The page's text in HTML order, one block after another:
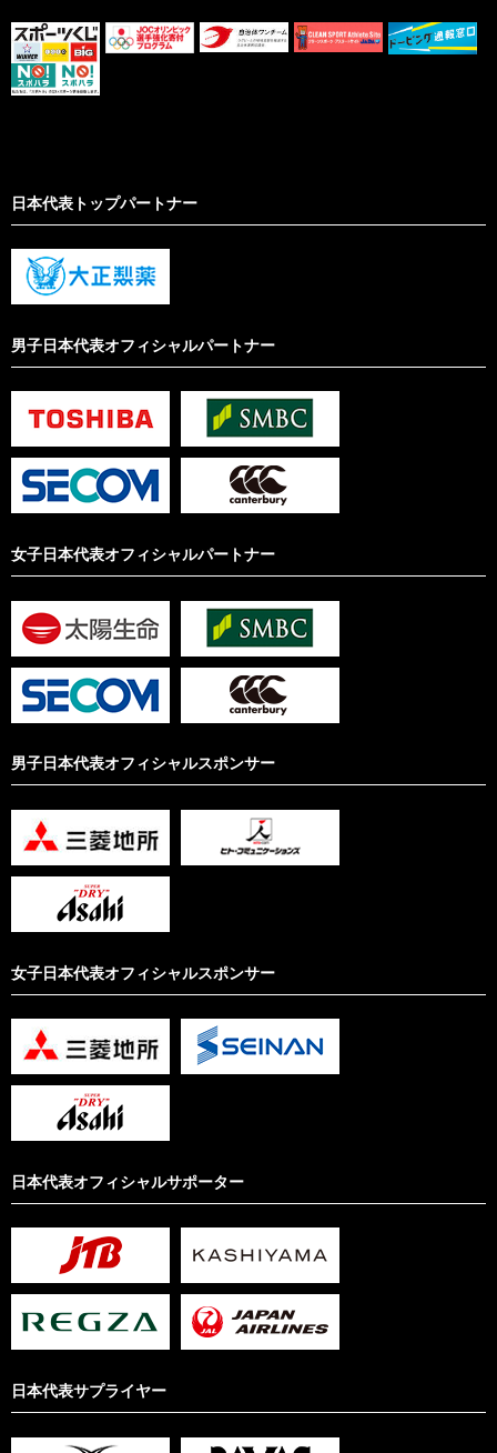
日本代表トップパートナー
男子日本代表オフィシャルパートナー
女子日本代表オフィシャルパートナー
男子日本代表オフィシャルスポンサー
女子日本代表オフィシャルスポンサー
日本代表オフィシャルサポーター
日本代表サプライヤー